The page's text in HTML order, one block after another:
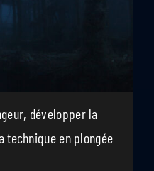
développer la
en plongée